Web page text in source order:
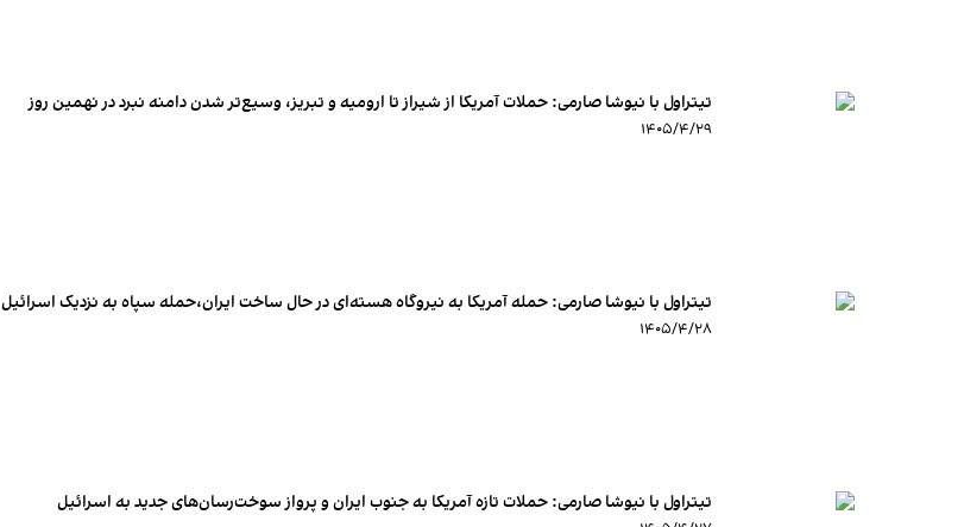
تیتراول با نیوشا صارمی: حملات آمریکا از شیراز تا ارومیه و تبریز، وسیع‌تر شدن دامنه نبرد در نهمین روز
۱۴۰۵/۴/۲۹
تیتراول با نیوشا صارمی: حمله آمریکا به نیروگاه هسته‌ای در حال ساخت ایران،حمله سپاه به نزدیک اسرائیل
۱۴۰۵/۴/۲۸
تیتراول با نیوشا صارمی: حملات تازه آمریکا به جنوب ایران و پرواز سوخت‌رسان‌های جدید به اسرائیل